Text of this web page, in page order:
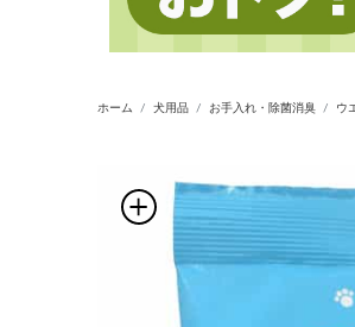
ホーム 犬用品 お手入れ・除菌消臭 ウ